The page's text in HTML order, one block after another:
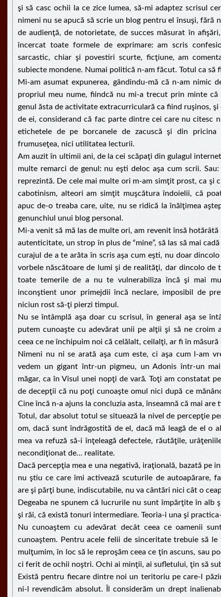
şi să casc ochii la ce zice lumea, să-mi adaptez scrisul
nimeni nu se apucă să scrie un blog pentru el însuşi, fără
de audienţă, de notorietate, de succes măsurat în
încercat toate formele de exprimare: am scris
sarcastic, chiar şi povestiri scurte, ficţiune, am
subiecte mondene. Numai politică n-am făcut. Totul ca să
Mi-am asumat expunerea, gândindu-mă că n-am nimic
propriul meu nume, fiindcă nu mi-a trecut prin minte că
genul ăsta de activitate extracurriculară ca fiind ruşinos,
de ei, considerand că fac parte dintre cei care nu citesc
etichetele de pe borcanele de zacuscă şi din
frumuseţea, nici utilitatea lecturii.
Am auzit în ultimii ani, de la cei scăpaţi din gulagul
multe remarci de genul: nu eşti deloc aşa cum scrii.
reprezintă. De cele mai multe ori m-am simţit prost, ca şi
cabotinism, alteori am simţit muşcătura îndoielii, că
apuc de-o treaba care, uite, nu se ridică la înălţimea
genunchiul unui blog personal.
Mi-a venit să mă las de multe ori, am revenit însă hotărâtă
autenticitate, un strop în plus de “mine”, să las să mai
curajul de a te arăta în scris aşa cum eşti, nu doar
vorbele născătoare de lumi şi de realităţi, dar dincolo de
toate temerile de a nu te vulnerabiliza încă şi mai
inconştient unor primejdii încă neclare, imposibil de
niciun rost să-ţi pierzi timpul.
Nu se întâmplă aşa doar cu scrisul, în general aşa se
putem cunoaşte cu adevărat unii pe alţii şi să ne croim
ceea ce ne închipuim noi că celălalt, ceilalţi, ar fi în măsură
Nimeni nu ni se arată aşa cum este, ci aşa cum l-am
vedem un gigant într-un pigmeu, un Adonis într-un
măgar, ca în Visul unei nopţi de vară. Toţi am constatat
de decepţii că nu poţi cunoaşte omul nici după ce
Cine încă n-a ajuns la concluzia asta, înseamnă că mai are
Totul, dar absolut totul se situează la nivel de percepţie
om, dacă sunt îndrăgostită de el, dacă mă leagă de el o
mea va refuză să-i înţeleagă defectele, răutăţile,
necondiţionat de… realitate.
Dacă percepţia mea e una negativă, iraţională, bazată pe
nu ştiu ce care îmi activează scuturile de autoapărare,
are şi părţi bune, indiscutabile, nu va cântări nici cât o
Degeaba ne spunem că lucrurile nu sunt împărţite în alb
şi răi, că există tonuri intermediare. Teoria-i una şi
Nu cunoaştem cu adevărat decât ceea ce oamenii
cunoaştem. Pentru acele felii de sinceritate trebuie să le
mulţumim, în loc să le reproşăm ceea ce ţin ascuns, sau
ci ferit de ochii noştri. Ochi ai minţii, ai sufletului, ţin să
Există pentru fiecare dintre noi un teritoriu pe care-l
ni-l revendicăm absolut. Îl considerăm un drept